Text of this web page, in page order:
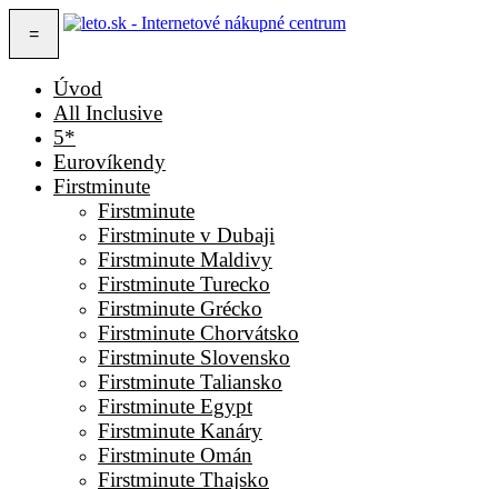
=
Úvod
All Inclusive
5*
Eurovíkendy
Firstminute
Firstminute
Firstminute v Dubaji
Firstminute Maldivy
Firstminute Turecko
Firstminute Grécko
Firstminute Chorvátsko
Firstminute Slovensko
Firstminute Taliansko
Firstminute Egypt
Firstminute Kanáry
Firstminute Omán
Firstminute Thajsko